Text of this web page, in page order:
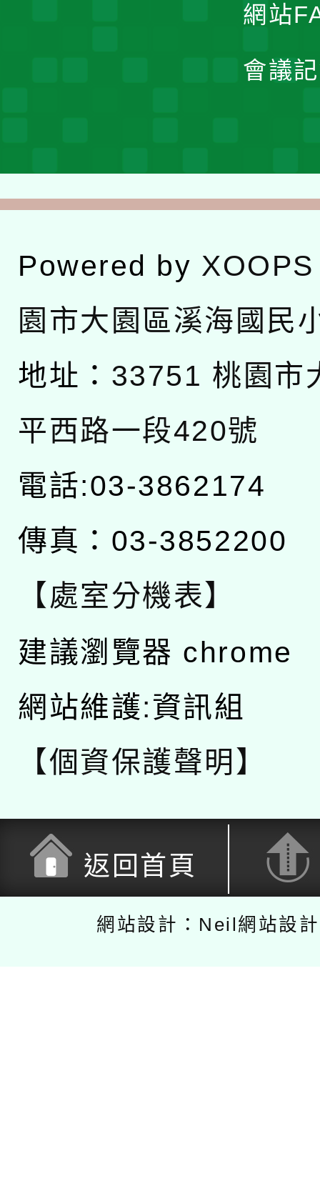
網站
會議
Powered by XOOPS
園市大園區溪海國民
地址： 33751 桃園市
平西路一段420號
電話:03-3862174
傳真：03-3852200
【處室分機表】
建議瀏覽器 chrome
網站維護:資訊組
【個資保護聲明】
返回首頁
網站設計：Neil網站設